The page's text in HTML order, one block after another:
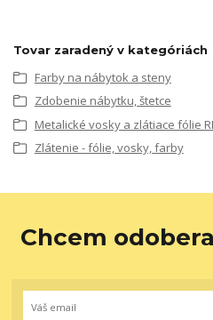
Tovar zaradený v kategóriách
Farby na nábytok a steny
Zdobenie nábytku, štetce
Metalické vosky a zlátiace fólie
Zlátenie - fólie, vosky, farby
Chcem